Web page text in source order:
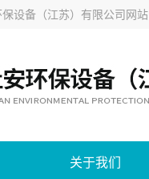
设备（江苏）有限公司网站
关于我们